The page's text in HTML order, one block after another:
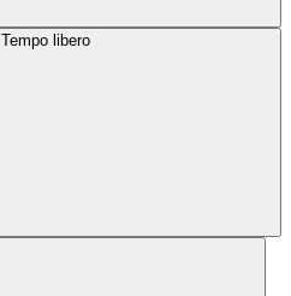
Tempo libero